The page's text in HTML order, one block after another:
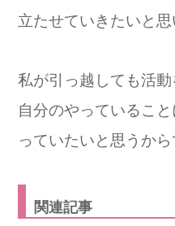
立たせていきたいと思
私が引っ越しても活動
自分のやっているこ
っていたいと思うから
関連記事